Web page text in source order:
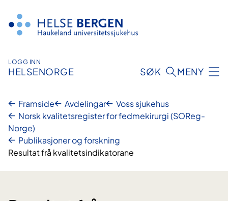
innhald
LOGG INN
HELSENORGE SØK MENY
Framside Avdelingar
Voss sjukehus
Norsk kvalitetsregister for fedmekirurgi (SOReg-
Norge)
Publikasjoner og forskning
Resultat frå kvalitetsindikatorane